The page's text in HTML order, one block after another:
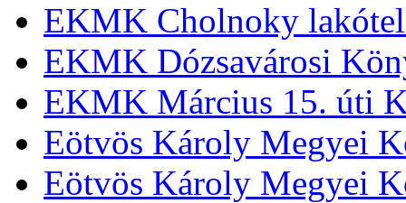
EKMK Cholnoky
EKMK Dózsavárosi
EKMK Március 15. úti
Eötvös Károly Megyei
Eötvös Károly Megyei